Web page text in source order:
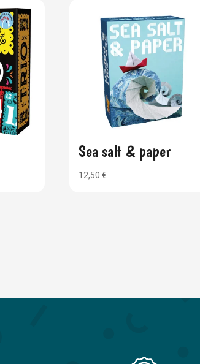
Sea salt & paper
12,50€